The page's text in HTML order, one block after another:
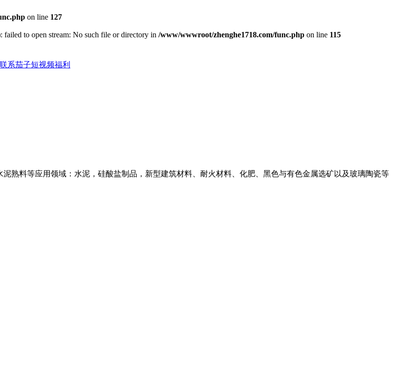
on line 127
failed to open stream: No such file or directory in /www/wwwroot/zhenghe1718.com/func.php on line 115
联系茄子短视频福利
熟料等应用领域：水泥，硅酸盐制品，新型建筑材料、耐火材料、化肥、黑色与有色金属选矿以及玻璃陶瓷等